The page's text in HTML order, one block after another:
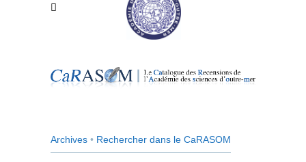
Archives • Rechercher dans le CaRASOM